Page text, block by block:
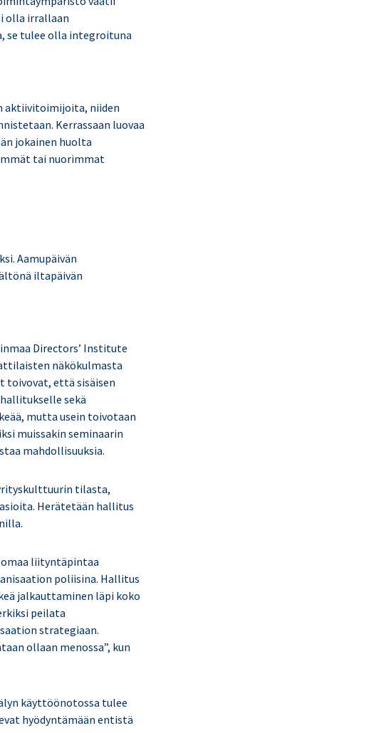
olla irrallaan
se tulee olla integroituna
aktiivitoimijoita, niiden
Kerrassaan luovaa
jokainen huolta
tai nuorimmat
Aamupäivän
iltapäivän
Directors’ Institute
näkökulmasta
toivovat, että sisäisen
sekä
mutta usein toivotaan
muissakin seminaarin
mahdollisuuksia.
tilasta,
Herätetään hallitus
liityntäpintaa
poliisina. Hallitus
jalkauttaminen läpi koko
peilata
strategiaan.
ollaan menossa”, kun
käyttöönotossa tulee
hyödyntämään entistä